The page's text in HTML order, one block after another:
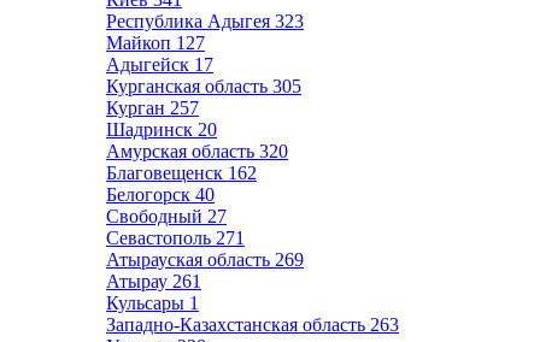
Республика Адыгея 323
Майкоп 127
Адыгейск 17
Курганская область 305
Курган 257
Шадринск 20
Амурская область 320
Благовещенск 162
Белогорск 40
Свободный 27
Севастополь 271
Атырауская область 269
Атырау 261
Кульсары 1
Западно-Казахстанская область 263